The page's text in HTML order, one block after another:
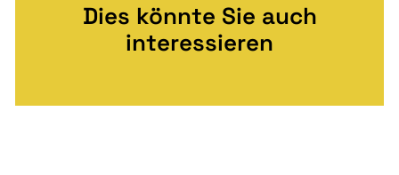
Dies könnte Sie auch
interessieren